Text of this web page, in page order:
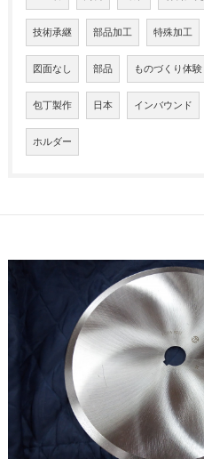
技術承継 部品加工 特殊加工
図面なし 部品 ものづくり体験
包丁製作 日本 インバウンド
ホルダー